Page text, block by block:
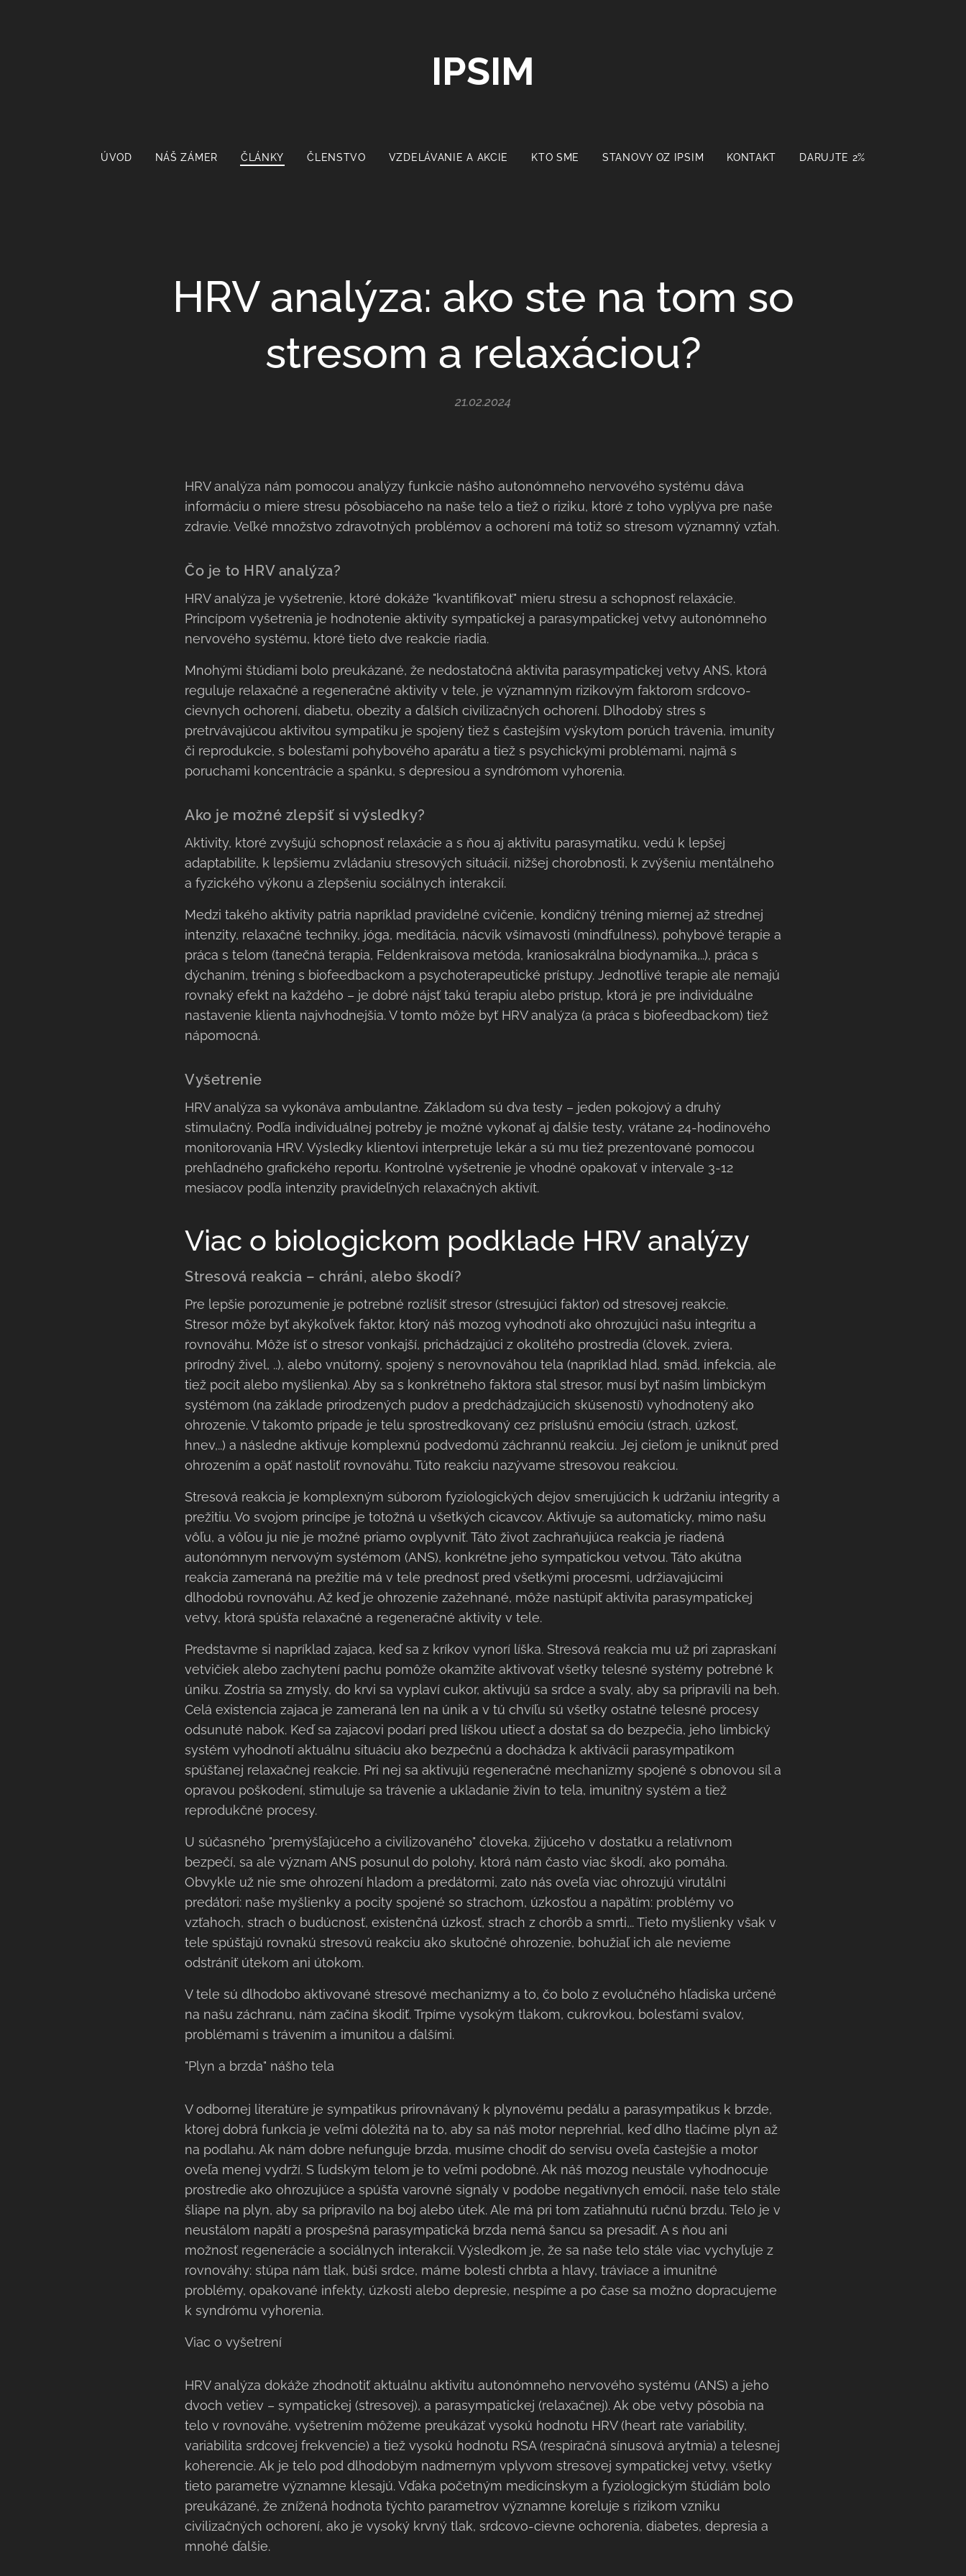
IPSIM
ÚVOD NÁŠ ZÁMER ČLÁNKY ČLENSTVO VZDELÁVANIE A AKCIE KTO SME STANOVY OZ IPSIM KONTAKT DARUJTE 2%
HRV analýza: ako ste na tom so
stresom a relaxáciou?
21.02.2024
HRV analýza nám pomocou analýzy funkcie nášho autonómneho nervového systému dáva
informáciu o miere stresu pôsobiaceho na naše telo a tiež o riziku, ktoré z toho vyplýva pre naše
zdravie. Veľké množstvo zdravotných problémov a ochorení má totiž so stresom významný vzťah.
Čo je to HRV analýza?
HRV analýza je vyšetrenie, ktoré dokáže "kvantifikovať" mieru stresu a schopnosť relaxácie.
Princípom vyšetrenia je hodnotenie aktivity sympatickej a parasympatickej vetvy autonómneho
nervového systému, ktoré tieto dve reakcie riadia.
Mnohými štúdiami bolo preukázané, že nedostatočná aktivita parasympatickej vetvy ANS, ktorá
reguluje relaxačné a regeneračné aktivity v tele, je významným rizikovým faktorom srdcovo-
cievnych ochorení, diabetu, obezity a ďalších civilizačných ochorení. Dlhodobý stres s
pretrvávajúcou aktivitou sympatiku je spojený tiež s častejším výskytom porúch trávenia, imunity
či reprodukcie, s bolesťami pohybového aparátu a tiež s psychickými problémami, najmä s
poruchami koncentrácie a spánku, s depresiou a syndrómom vyhorenia.
Ako je možné zlepšiť si výsledky?
Aktivity, ktoré zvyšujú schopnosť relaxácie a s ňou aj aktivitu parasymatiku, vedú k lepšej
adaptabilite, k lepšiemu zvládaniu stresových situácií, nižšej chorobnosti, k zvýšeniu mentálneho
a fyzického výkonu a zlepšeniu sociálnych interakcií.
Medzi takého aktivity patria napríklad pravidelné cvičenie, kondičný tréning miernej až strednej
intenzity, relaxačné techniky, jóga, meditácia, nácvik všímavosti (mindfulness), pohybové terapie a
práca s telom (tanečná terapia, Feldenkraisova metóda, kraniosakrálna biodynamika,..), práca s
dýchaním, tréning s biofeedbackom a psychoterapeutické prístupy. Jednotlivé terapie ale nemajú
rovnaký efekt na každého – je dobré nájsť takú terapiu alebo prístup, ktorá je pre individuálne
nastavenie klienta najvhodnejšia. V tomto môže byť HRV analýza (a práca s biofeedbackom) tiež
nápomocná.
Vyšetrenie
HRV analýza sa vykonáva ambulantne. Základom sú dva testy – jeden pokojový a druhý
stimulačný. Podľa individuálnej potreby je možné vykonať aj ďalšie testy, vrátane 24-hodinového
monitorovania HRV. Výsledky klientovi interpretuje lekár a sú mu tiež prezentované pomocou
prehľadného grafického reportu. Kontrolné vyšetrenie je vhodné opakovať v intervale 3-12
mesiacov podľa intenzity pravideľných relaxačných aktivít.
Viac o biologickom podklade HRV analýzy
Stresová reakcia – chráni, alebo škodí?
Pre lepšie porozumenie je potrebné rozlíšiť stresor (stresujúci faktor) od stresovej reakcie.
Stresor môže byť akýkoľvek faktor, ktorý náš mozog vyhodnotí ako ohrozujúci našu integritu a
rovnováhu. Môže ísť o stresor vonkajší, prichádzajúci z okolitého prostredia (človek, zviera,
prírodný živel, ..), alebo vnútorný, spojený s nerovnováhou tela (napríklad hlad, smäd, infekcia, ale
tiež pocit alebo myšlienka). Aby sa s konkrétneho faktora stal stresor, musí byť naším limbickým
systémom (na základe prirodzených pudov a predchádzajúcich skúseností) vyhodnotený ako
ohrozenie. V takomto prípade je telu sprostredkovaný cez príslušnú emóciu (strach, úzkosť,
hnev,..) a následne aktivuje komplexnú podvedomú záchrannú reakciu. Jej cieľom je uniknúť pred
ohrozením a opäť nastoliť rovnováhu. Túto reakciu nazývame stresovou reakciou.
Stresová reakcia je komplexným súborom fyziologických dejov smerujúcich k udržaniu integrity a
prežitiu. Vo svojom princípe je totožná u všetkých cicavcov. Aktivuje sa automaticky, mimo našu
vôľu, a vôľou ju nie je možné priamo ovplyvniť. Táto život zachraňujúca reakcia je riadená
autonómnym nervovým systémom (ANS), konkrétne jeho sympatickou vetvou. Táto akútna
reakcia zameraná na prežitie má v tele prednosť pred všetkými procesmi, udržiavajúcimi
dlhodobú rovnováhu. Až keď je ohrozenie zažehnané, môže nastúpiť aktivita parasympatickej
vetvy, ktorá spúšťa relaxačné a regeneračné aktivity v tele.
Predstavme si napríklad zajaca, keď sa z kríkov vynorí líška. Stresová reakcia mu už pri zapraskaní
vetvičiek alebo zachytení pachu pomôže okamžite aktivovať všetky telesné systémy potrebné k
úniku. Zostria sa zmysly, do krvi sa vyplaví cukor, aktivujú sa srdce a svaly, aby sa pripravili na beh.
Celá existencia zajaca je zameraná len na únik a v tú chvíľu sú všetky ostatné telesné procesy
odsunuté nabok. Keď sa zajacovi podarí pred líškou utiecť a dostať sa do bezpečia, jeho limbický
systém vyhodnotí aktuálnu situáciu ako bezpečnú a dochádza k aktivácii parasympatikom
spúšťanej relaxačnej reakcie. Pri nej sa aktivujú regeneračné mechanizmy spojené s obnovou síl a
opravou poškodení, stimuluje sa trávenie a ukladanie živín to tela, imunitný systém a tiež
reprodukčné procesy.
U súčasného "premýšľajúceho a civilizovaného" človeka, žijúceho v dostatku a relatívnom
bezpečí, sa ale význam ANS posunul do polohy, ktorá nám často viac škodí, ako pomáha.
Obvykle už nie sme ohrození hladom a predátormi, zato nás oveľa viac ohrozujú virutálni
predátori: naše myšlienky a pocity spojené so strachom, úzkosťou a napätím: problémy vo
vzťahoch, strach o budúcnosť, existenčná úzkosť, strach z chorôb a smrti,.. Tieto myšlienky však v
tele spúšťajú rovnakú stresovú reakciu ako skutočné ohrozenie, bohužiaľ ich ale nevieme
odstrániť útekom ani útokom.
V tele sú dlhodobo aktivované stresové mechanizmy a to, čo bolo z evolučného hľadiska určené
na našu záchranu, nám začína škodiť. Trpíme vysokým tlakom, cukrovkou, bolesťami svalov,
problémami s trávením a imunitou a ďalšími.
"Plyn a brzda" nášho tela
V odbornej literatúre je sympatikus prirovnávaný k plynovému pedálu a parasympatikus k brzde,
ktorej dobrá funkcia je veľmi dôležitá na to, aby sa náš motor neprehrial, keď dlho tlačíme plyn až
na podlahu. Ak nám dobre nefunguje brzda, musíme chodiť do servisu oveľa častejšie a motor
oveľa menej vydrží. S ľudským telom je to veľmi podobné. Ak náš mozog neustále vyhodnocuje
prostredie ako ohrozujúce a spúšťa varovné signály v podobe negatívnych emócií, naše telo stále
šliape na plyn, aby sa pripravilo na boj alebo útek. Ale má pri tom zatiahnutú ručnú brzdu. Telo je v
neustálom napätí a prospešná parasympatická brzda nemá šancu sa presadiť. A s ňou ani
možnosť regenerácie a sociálnych interakcií. Výsledkom je, že sa naše telo stále viac vychyľuje z
rovnováhy: stúpa nám tlak, búši srdce, máme bolesti chrbta a hlavy, tráviace a imunitné
problémy, opakované infekty, úzkosti alebo depresie, nespíme a po čase sa možno dopracujeme
k syndrómu vyhorenia.
Viac o vyšetrení
HRV analýza dokáže zhodnotiť aktuálnu aktivitu autonómneho nervového systému (ANS) a jeho
dvoch vetiev – sympatickej (stresovej), a parasympatickej (relaxačnej). Ak obe vetvy pôsobia na
telo v rovnováhe, vyšetrením môžeme preukázať vysokú hodnotu HRV (heart rate variability,
variabilita srdcovej frekvencie) a tiež vysokú hodnotu RSA (respiračná sínusová arytmia) a telesnej
koherencie. Ak je telo pod dlhodobým nadmerným vplyvom stresovej sympatickej vetvy, všetky
tieto parametre významne klesajú. Vďaka početným medicínskym a fyziologickým štúdiám bolo
preukázané, že znížená hodnota týchto parametrov významne koreluje s rizikom vzniku
civilizačných ochorení, ako je vysoký krvný tlak, srdcovo-cievne ochorenia, diabetes, depresia a
mnohé ďalšie.